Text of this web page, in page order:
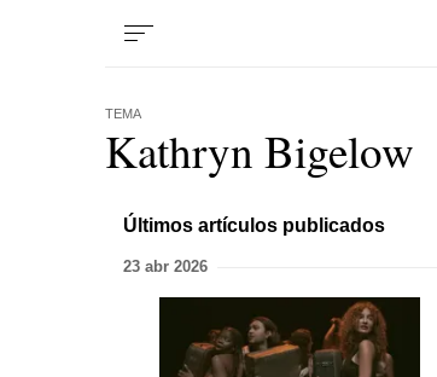
TEMA
Kathryn Bigelow
Últimos artículos publicados
23 abr 2026